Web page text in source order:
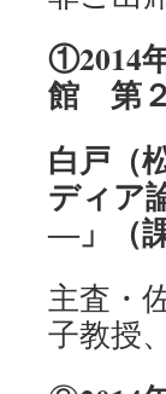
①2014
館 第
白戸（
ディア
―」（
主査・
子教授